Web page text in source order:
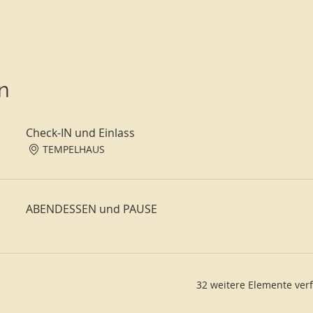
Gebet
Check-IN und Einlass
TEMPELHAUS
ABENDESSEN und PAUSE
32 weitere Elemente